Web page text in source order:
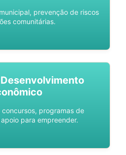
prevenção de riscos
comunitárias.
programas de
para empreender.